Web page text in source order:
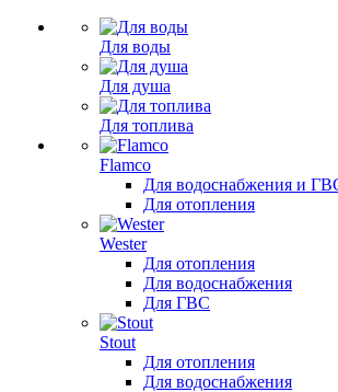
Для воды
Для душа
Для топлива
Flamco
Для водоснабжения и
Для отопления
Wester
Для отопления
Для водоснабжения
Для ГВС
Stout
Для отопления
Для водоснабжения